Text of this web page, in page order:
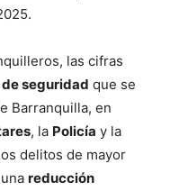
las cifras
seguridad que se
Barranquilla, en
, la Policía y la
delitos de mayor
reducción